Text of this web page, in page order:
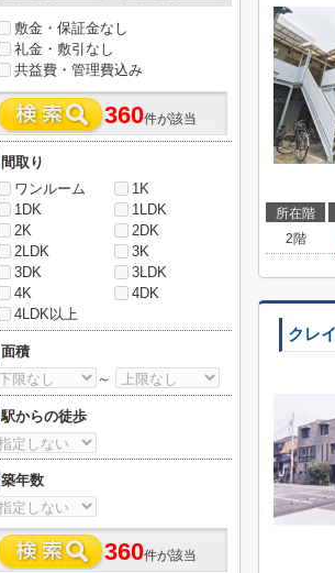
所在階
2階
クレ
敷金・保証金なし
礼金・敷引なし
共益費・管理費込み
360件が該当
間取り
ワンルーム
1K
1DK
1LDK
2K
2DK
2LDK
3K
3DK
3LDK
4K
4DK
4LDK以上
面積
～
駅からの徒歩
築年数
360件が該当